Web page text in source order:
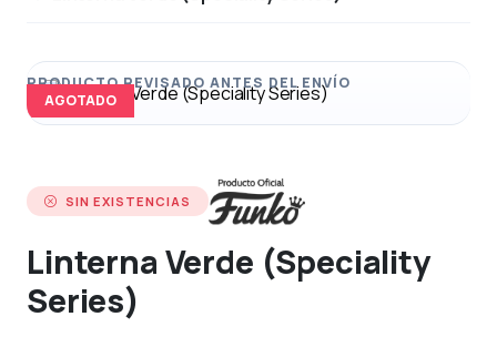
AGOTADO
SIN EXISTENCIAS
Linterna Verde (Speciality
Series)